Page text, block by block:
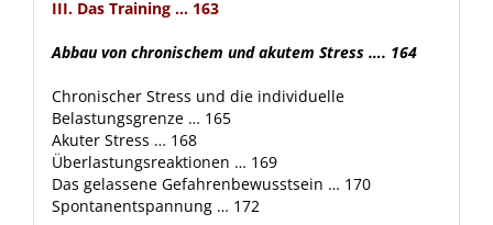
III. Das Training … 163
Abbau von chronischem und akutem Stress …. 164
Chronischer Stress und die individuelle
Belastungsgrenze … 165
Akuter Stress … 168
Überlastungsreaktionen … 169
Das gelassene Gefahrenbewusstsein … 170
Spontanentspannung … 172